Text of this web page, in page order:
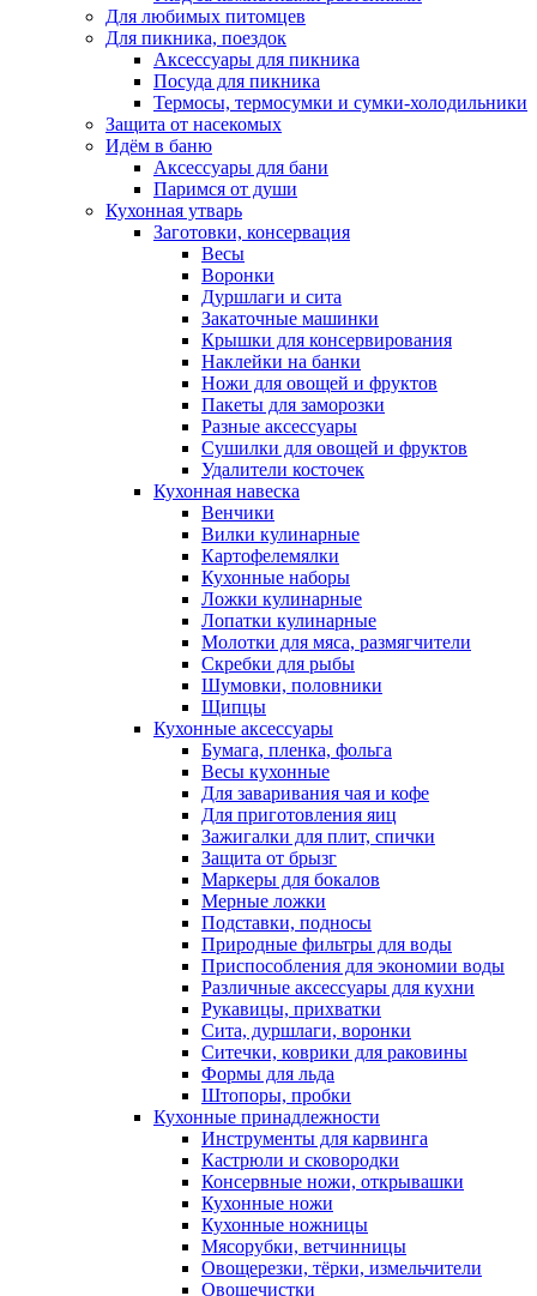
Для любимых питомцев
Для пикника, поездок
Аксессуары для пикника
Посуда для пикника
Термосы, термосумки и сумки-холодильники
Защита от насекомых
Идём в баню
Аксессуары для бани
Паримся от души
Кухонная утварь
Заготовки, консервация
Весы
Воронки
Дуршлаги и сита
Закаточные машинки
Крышки для консервирования
Наклейки на банки
Ножи для овощей и фруктов
Пакеты для заморозки
Разные аксессуары
Сушилки для овощей и фруктов
Удалители косточек
Кухонная навеска
Венчики
Вилки кулинарные
Картофелемялки
Кухонные наборы
Ложки кулинарные
Лопатки кулинарные
Молотки для мяса, размягчители
Скребки для рыбы
Шумовки, половники
Щипцы
Кухонные аксессуары
Бумага, пленка, фольга
Весы кухонные
Для заваривания чая и кофе
Для приготовления яиц
Зажигалки для плит, спички
Защита от брызг
Маркеры для бокалов
Мерные ложки
Подставки, подносы
Природные фильтры для воды
Приспособления для экономии воды
Различные аксессуары для кухни
Рукавицы, прихватки
Сита, дуршлаги, воронки
Ситечки, коврики для раковины
Формы для льда
Штопоры, пробки
Кухонные принадлежности
Инструменты для карвинга
Кастрюли и сковородки
Консервные ножи, открывашки
Кухонные ножи
Кухонные ножницы
Мясорубки, ветчинницы
Овощерезки, тёрки, измельчители
Овощечистки